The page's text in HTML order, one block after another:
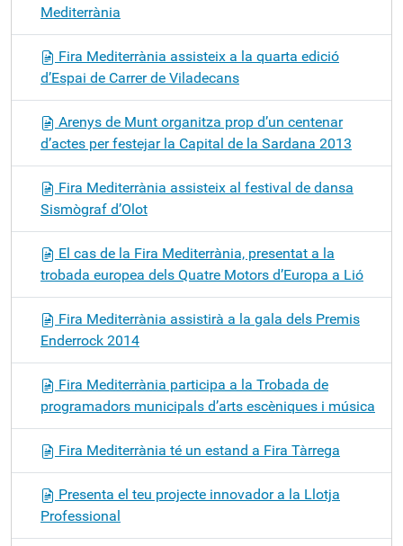
Mediterrània
Fira Mediterrània assisteix a la quarta edició
d’Espai de Carrer de Viladecans
Arenys de Munt organitza prop d’un centenar
d’actes per festejar la Capital de la Sardana 2013
Fira Mediterrània assisteix al festival de dansa
Sismògraf d’Olot
El cas de la Fira Mediterrània, presentat a la
trobada europea dels Quatre Motors d’Europa a Lió
Fira Mediterrània assistirà a la gala dels Premis
Enderrock 2014
Fira Mediterrània participa a la Trobada de
programadors municipals d’arts escèniques i música
Fira Mediterrània té un estand a Fira Tàrrega
Presenta el teu projecte innovador a la Llotja
Professional